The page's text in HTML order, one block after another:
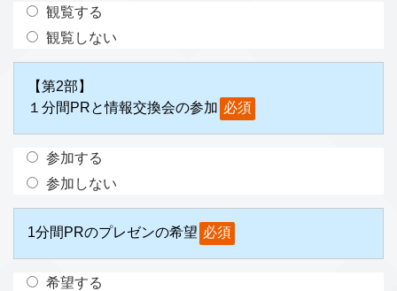
観覧する
観覧しない
【第2部】
１分間PRと情報交換会の参加 必須
参加する
参加しない
1分間PRのプレゼンの希望 必須
希望する